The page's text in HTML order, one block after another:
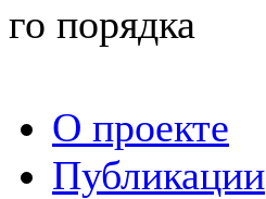
го порядка
О проекте
Публикации